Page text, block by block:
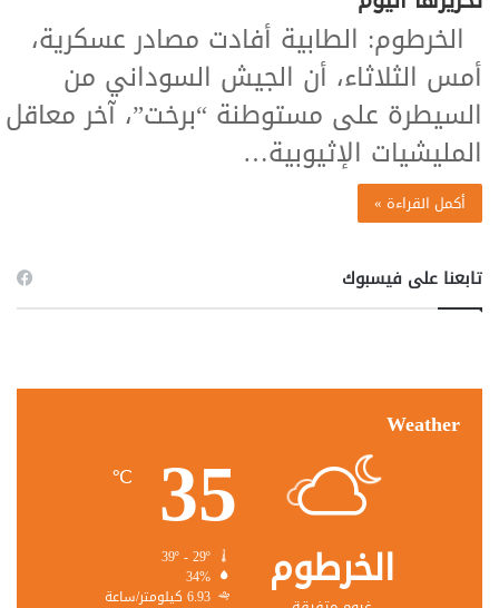
الخرطوم: الطابية أفادت مصادر عسكرية،
أمس الثلاثاء، أن الجيش السوداني من
السيطرة على مستوطنة “برخت”، آخر معاقل
المليشيات الإثيوبية…
أكمل القراءة »
تابعنا على فيسبوك
Weather
الخرطوم
35
℃
34%
6.93 كيلومتر/ساعة